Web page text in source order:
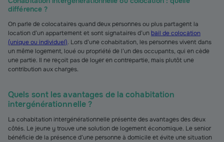
différence ?
On parle de colocataires quand deux personnes ou plus partagent la
location d’un appartement et sont signataires d’un bail de colocation
(unique ou individuel). Lors d’une cohabitation, les personnes vivent dans
un même logement, loué ou propriété de l’un des occupants, qui en cède
une partie. Il ne reçoit pas de loyer en contrepartie, mais plutôt une
contribution aux charges.
Quels sont les avantages de la cohabitation
intergénérationnelle ?
La cohabitation intergénérationnelle présente des avantages des deux
côtés. Le jeune y trouve une solution de logement économique. Le senior
bénéficie de la présence d’une personne à domicile et évite une situation